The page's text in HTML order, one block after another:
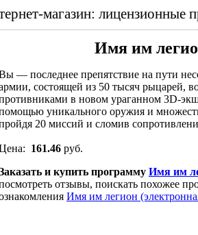
магазин:
Имя им
— последнее препятствие на пути
состоящей из 50 тысяч рыцарей,
в новом ураганном 3D-
уникального оружия и
20 миссий и сломив
161.46 руб.
и купить программу Имя им
отзывы, поискать похожее
Имя им легион